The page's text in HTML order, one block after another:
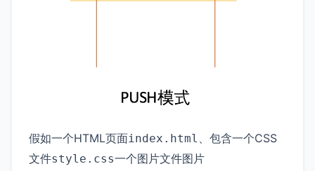
假如一个HTML页面index.html 、包含一个CSS
文件style.css一个图片文件图片